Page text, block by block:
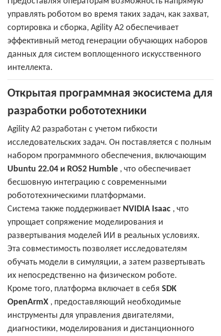
управлять роботом во время таких задач, как захват,
сортировка и сборка, Agility A2 обеспечивает
эффективный метод генерации обучающих наборов
данных для систем воплощенного искусственного
интеллекта.
Открытая программная экосистема для
разработки робототехники
Agility A2 разработан с учетом гибкости
исследовательских задач. Он поставляется с полным
набором программного обеспечения, включающим
Ubuntu 22.04 и ROS2 Humble , что обеспечивает
бесшовную интеграцию с современными
робототехническими платформами.
Система также поддерживает NVIDIA Isaac , что
упрощает сопряжение моделирования и
развертывания моделей ИИ в реальных условиях.
Эта совместимость позволяет исследователям
обучать модели в симуляции, а затем развертывать
их непосредственно на физическом роботе.
Кроме того, платформа включает в себя SDK
OpenArmX , предоставляющий необходимые
инструменты для управления двигателями,
диагностики, моделирования и дистанционного